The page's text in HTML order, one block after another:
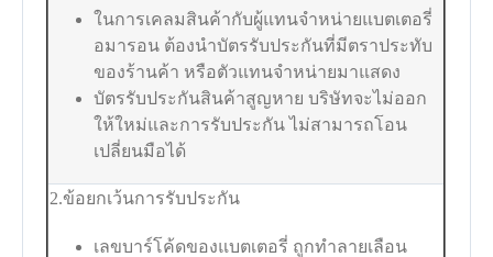
ในการเคลมสินค้ากับผู้แทนจำหน่ายแบตเตอรี่
อมารอน ต้องนำบัตรรับประกันที่มีตราประทับ
ของร้านค้า หรือตัวแทนจำหน่ายมาแสดง
บัตรรับประกันสินค้าสูญหาย บริษัทจะไม่ออก
ให้ใหม่และการรับประกัน ไม่สามารถโอน
เปลี่ยนมือได้
2.ข้อยกเว้นการรับประกัน
เลขบาร์โค้ดของแบตเตอรี่ ถูกทำลายเลือน